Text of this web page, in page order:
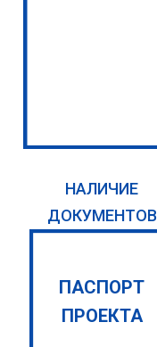
НАЛИЧИЕ
ДОКУМЕНТОВ
ПАСПОРТ
ПРОЕКТА